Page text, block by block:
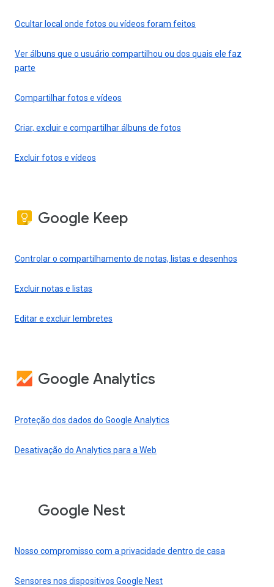
Ocultar local onde fotos ou vídeos foram feitos
Ver álbuns que o usuário compartilhou ou dos quais ele faz
parte
Compartilhar fotos e vídeos
Criar, excluir e compartilhar álbuns de fotos
Excluir fotos e vídeos
Google Keep
Controlar o compartilhamento de notas, listas e desenhos
Excluir notas e listas
Editar e excluir lembretes
Google Analytics
Proteção dos dados do Google Analytics
Desativação do Analytics para a Web
Google Nest
Nosso compromisso com a privacidade dentro de casa
Sensores nos dispositivos Google Nest